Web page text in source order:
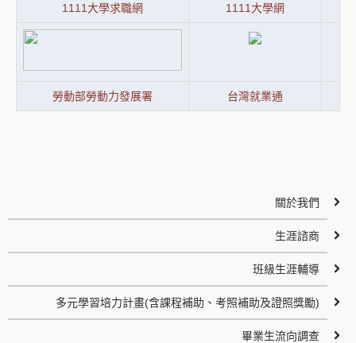
1111大學求職網 1111大學網
勞動部勞動力發展署 台灣就業通
關於我們
生涯諮商
班級生涯輔導
多元學習培力計畫(含課程補助、考照補助及證照獎勵)
畢業生流向調查